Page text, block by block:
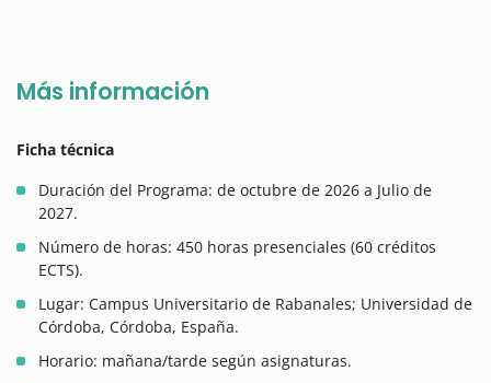
Más información
Ficha técnica
Duración del Programa: de octubre de 2026 a Julio de
2027.
Número de horas: 450 horas presenciales (60 créditos
ECTS).
Lugar: Campus Universitario de Rabanales; Universidad de
Córdoba, Córdoba, España.
Horario: mañana/tarde según asignaturas.